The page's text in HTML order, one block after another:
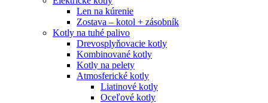
Len na kúrenie
Zostava – kotol + zásobník
Kotly na tuhé palivo
Drevosplyňovacie kotly
Kombinované kotly
Kotly na pelety
Atmosferické kotly
Liatinové kotly
Oceľové kotly